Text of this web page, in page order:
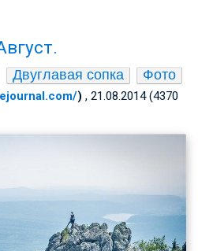
Двуглавая сопка Фото
) , 21.08.2014 (4370